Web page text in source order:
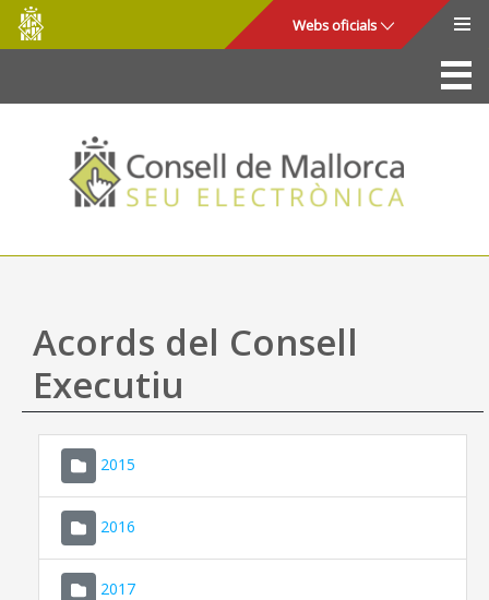
Salta al contingut principal
Consell
de
Mallorca
Webs oficials
La Seu
Consell de Mallorca
Accés i seguretat
Utilitats
Ajuda
Acords del Consell
Executiu
2015
2016
2017